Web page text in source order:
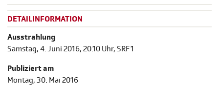
DETAILINFORMATION
Ausstrahlung
Samstag, 4. Juni 2016, 20.10 Uhr, SRF 1
Publiziert am
Montag, 30. Mai 2016